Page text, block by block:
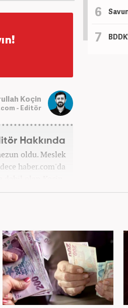
Koçin
- Editör
Hakkında
oldu. Meslek
haber.com'da
dahil olan Koçin,
etmektedir.